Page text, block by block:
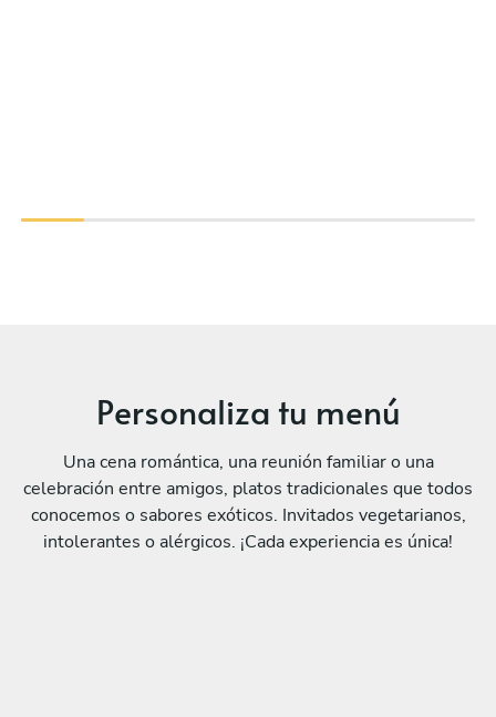
Personaliza tu menú
Una cena romántica, una reunión familiar o una
celebración entre amigos, platos tradicionales que todos
conocemos o sabores exóticos. Invitados vegetarianos,
intolerantes o alérgicos. ¡Cada experiencia es única!